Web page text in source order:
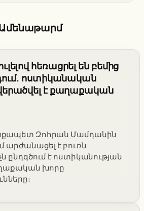
հեռացրել են բեմից
ոստիկանական
է քաղաքական
Զոհրան Մամդանին
արժանացել է բուռն
ընդգծում է ոստիկանության
խորը